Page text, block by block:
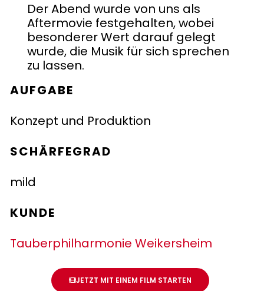
Der Abend wurde von uns als
Aftermovie festgehalten, wobei
besonderer Wert darauf gelegt
wurde, die Musik für sich sprechen
zu lassen.
AUFGABE
Konzept und Produktion
SCHÄRFEGRAD
mild
KUNDE
Tauberphilharmonie Weikersheim
JETZT MIT EINEM FILM STARTEN